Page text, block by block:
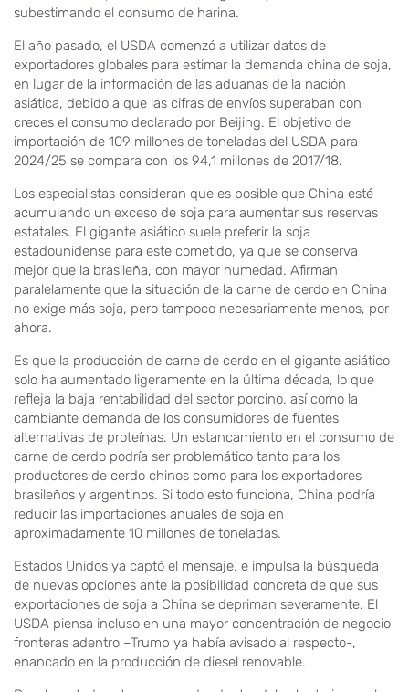
subestimando el consumo de harina.
El año pasado, el USDA comenzó a utilizar datos de
exportadores globales para estimar la demanda china de soja,
en lugar de la información de las aduanas de la nación
asiática, debido a que las cifras de envíos superaban con
creces el consumo declarado por Beijing. El objetivo de
importación de 109 millones de toneladas del USDA para
2024/25 se compara con los 94,1 millones de 2017/18.
Los especialistas consideran que es posible que China esté
acumulando un exceso de soja para aumentar sus reservas
estatales. El gigante asiático suele preferir la soja
estadounidense para este cometido, ya que se conserva
mejor que la brasileña, con mayor humedad. Afirman
paralelamente que la situación de la carne de cerdo en China
no exige más soja, pero tampoco necesariamente menos, por
ahora.
Es que la producción de carne de cerdo en el gigante asiático
solo ha aumentado ligeramente en la última década, lo que
refleja la baja rentabilidad del sector porcino, así como la
cambiante demanda de los consumidores de fuentes
alternativas de proteínas. Un estancamiento en el consumo de
carne de cerdo podría ser problemático tanto para los
productores de cerdo chinos como para los exportadores
brasileños y argentinos. Si todo esto funciona, China podría
reducir las importaciones anuales de soja en
aproximadamente 10 millones de toneladas.
Estados Unidos ya captó el mensaje, e impulsa la búsqueda
de nuevas opciones ante la posibilidad concreta de que sus
exportaciones de soja a China se depriman severamente. El
USDA piensa incluso en una mayor concentración de negocio
fronteras adentro –Trump ya había avisado al respecto-,
enancado en la producción de diesel renovable.